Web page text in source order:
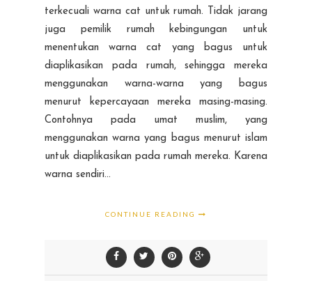
terkecuali warna cat untuk rumah. Tidak jarang
juga pemilik rumah kebingungan untuk
menentukan warna cat yang bagus untuk
diaplikasikan pada rumah, sehingga mereka
menggunakan warna-warna yang bagus
menurut kepercayaan mereka masing-masing.
Contohnya pada umat muslim, yang
menggunakan warna yang bagus menurut islam
untuk diaplikasikan pada rumah mereka. Karena
warna sendiri...
CONTINUE READING